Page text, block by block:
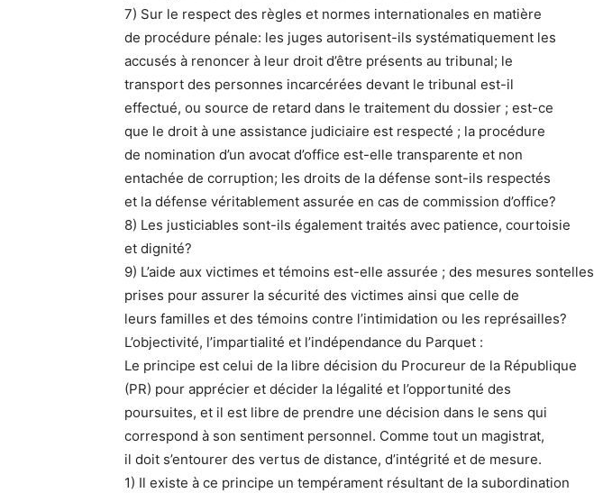
7) Sur le respect des règles et normes internationales en matière
de procédure pénale: les juges autorisent-ils systématiquement les
accusés à renoncer à leur droit d’être présents au tribunal; le
transport des personnes incarcérées devant le tribunal est-il
effectué, ou source de retard dans le traitement du dossier ; est-ce
que le droit à une assistance judiciaire est respecté ; la procédure
de nomination d’un avocat d’office est-elle transparente et non
entachée de corruption; les droits de la défense sont-ils respectés
et la défense véritablement assurée en cas de commission d’office?
8) Les justiciables sont-ils également traités avec patience, courtoisie
et dignité?
9) L’aide aux victimes et témoins est-elle assurée ; des mesures sontelles
prises pour assurer la sécurité des victimes ainsi que celle de
leurs familles et des témoins contre l’intimidation ou les représailles?
L’objectivité, l’impartialité et l’indépendance du Parquet :
Le principe est celui de la libre décision du Procureur de la République
(PR) pour apprécier et décider la légalité et l’opportunité des
poursuites, et il est libre de prendre une décision dans le sens qui
correspond à son sentiment personnel. Comme tout un magistrat,
il doit s’entourer des vertus de distance, d’intégrité et de mesure.
1) Il existe à ce principe un tempérament résultant de la subordination